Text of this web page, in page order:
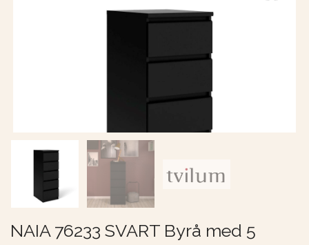
NAIA 76233 SVART Byrå med 5